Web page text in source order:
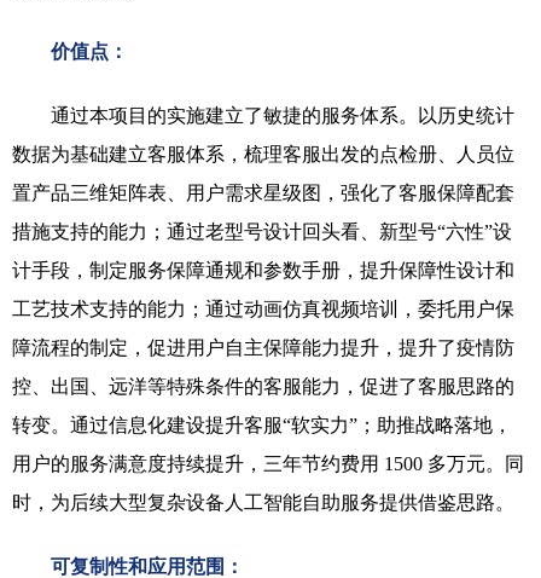
价值点：
通过本项目的实施建立了敏捷的服务体系。以历史统计
数据为基础建立客服体系，梳理客服出发的点检册、人员位
置产品三维矩阵表、用户需求星级图，强化了客服保障配套
措施支持的能力；通过老型号设计回头看、新型号“六性”设
计手段，制定服务保障通规和参数手册，提升保障性设计和
工艺技术支持的能力；通过动画仿真视频培训，委托用户保
障流程的制定，促进用户自主保障能力提升，提升了疫情防
控、出国、远洋等特殊条件的客服能力，促进了客服思路的
转变。通过信息化建设提升客服“软实力”；助推战略落地，
用户的服务满意度持续提升，三年节约费用 1500 多万元。同
时，为后续大型复杂设备人工智能自助服务提供借鉴思路。
可复制性和应用范围：